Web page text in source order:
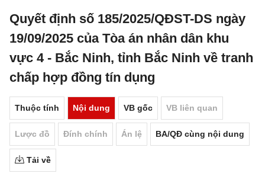
Quyết định số 185/2025/QĐST-DS ngày
19/09/2025 của Tòa án nhân dân khu
vực 4 - Bắc Ninh, tỉnh Bắc Ninh về tranh
chấp hợp đồng tín dụng
Thuộc tính Nội dung VB gốc VB liên quan
Lược đồ Đính chính Án lệ BA/QĐ cùng nội dung
Tải về